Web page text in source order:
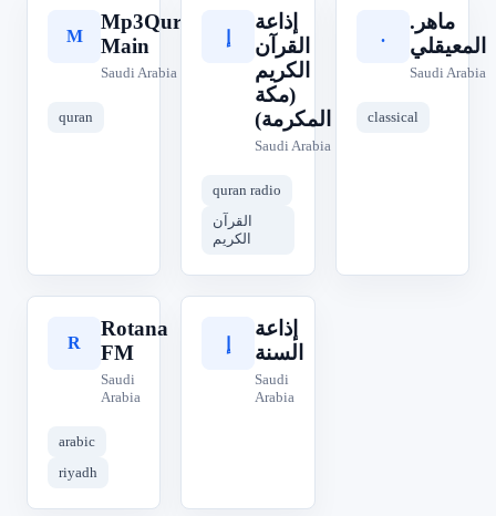
M
Mp3Quran
Main
Saudi Arabia
quran
إذاعة
القرآن
الكريم
(مكة
المكرمة)
Saudi Arabia
quran radio
القرآن
الكريم
.
.ماهر
المعيقلي
Saudi Arabia
classical
R
Rotana
FM
Saudi
Arabia
arabic
riyadh
إذاعة
السنة
Saudi
Arabia